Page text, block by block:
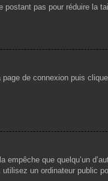
pas pour réduire la
de connexion puis
que quelqu’un
un ordinateur public